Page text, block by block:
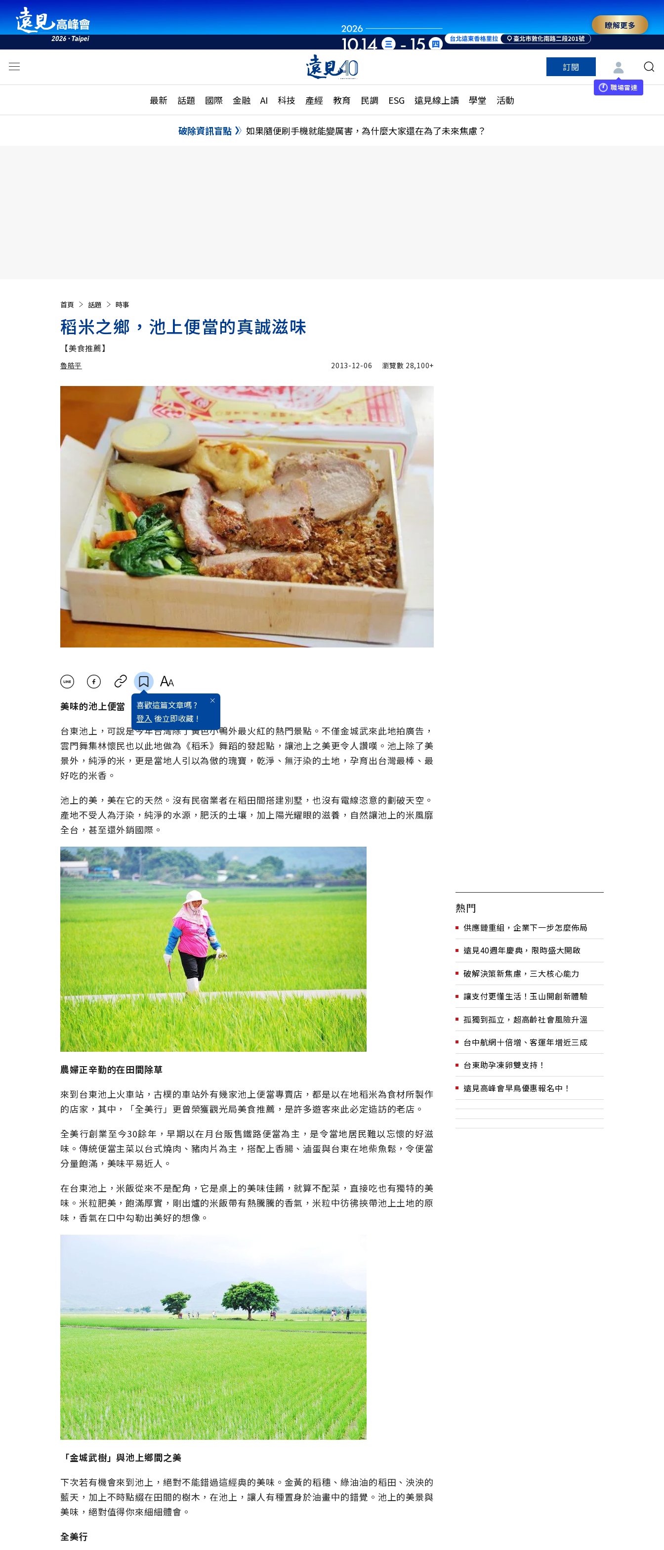
世界重組・洞見未來 與世界領袖同行
瞭解更多
訂閱
職場雷達
最新 話題 國際 金融 AI 科技 產經 教育 民調 ESG 遠見線上讀 學堂 活動
活動
話題
國際
特輯
大學升學、職涯攻略
縣市施政調查全解析
更多訂閱方案
特色頻道
破除資訊盲點 如果隨便刷手機就能變厲害，為什麼大家還在為了未來焦慮？
首頁 話題 時事
稻米之鄉，池上便當的真誠滋味
【美食推薦】
魯皓平
加入追蹤
2013-12-06 瀏覽數 28,100+
喜歡這篇文章嗎 ?
登入 後立即收藏 !
美味的池上便當
台東池上，可說是今年台灣除了黃色小鴨外最火紅的熱門景點。不僅金城武來此地拍廣告，
雲門舞集林懷民也以此地做為《稻禾》舞蹈的發起點，讓池上之美更令人讚嘆。池上除了美
景外，純淨的米，更是當地人引以為傲的瑰寶，乾淨、無汙染的土地，孕育出台灣最棒、最
好吃的米香。
池上的美，美在它的天然。沒有民宿業者在稻田間搭建別墅，也沒有電線恣意的劃破天空。
產地不受人為汙染，純淨的水源，肥沃的土壤，加上陽光耀眼的滋養，自然讓池上的米風靡
全台，甚至還外銷國際。
農婦正辛勤的在田間除草
來到台東池上火車站，古樸的車站外有幾家池上便當專賣店，都是以在地稻米為食材所製作
的店家，其中，「全美行」更曾榮獲觀光局美食推薦，是許多遊客來此必定造訪的老店。
全美行創業至今30餘年，早期以在月台販售鐵路便當為主，是令當地居民難以忘懷的好滋
味。傳統便當主菜以台式燒肉、豬肉片為主，搭配上香腸、滷蛋與台東在地柴魚鬆，令便當
分量飽滿，美味平易近人。
在台東池上，米飯從來不是配角，它是桌上的美味佳餚，就算不配菜，直接吃也有獨特的美
味。米粒肥美，飽滿厚實，剛出爐的米飯帶有熱騰騰的香氣，米粒中彷彿挾帶池上土地的原
味，香氣在口中勾勒出美好的想像。
「金城武樹」與池上鄉間之美
下次若有機會來到池上，絕對不能錯過這經典的美味。金黃的稻穗、綠油油的稻田、泱泱的
藍天，加上不時點綴在田間的樹木，在池上，讓人有種置身於油畫中的錯覺。池上的美景與
美味，絕對值得你來細細體會。
全美行
熱門
供應鏈重組，企業下一步怎麼佈局
遠見40週年慶典，限時盛大開啟
破解決策新焦慮，三大核心能力
讓支付更懂生活！玉山開創新體驗
孤獨到孤立，超高齡社會風險升溫
台中航網十倍增、客運年增近三成
台東助孕凍卵雙支持！
遠見高峰會早鳥優惠報名中！